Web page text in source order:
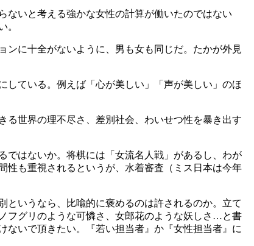
いと考える強かな女性の計算が働いたのではない
。
に十全がないように、男も女も同じだ。たかが外見
ている。例えば「心が美しい」「声が美しい」のほ
世界の理不尽さ、差別社会、わいせつ性を暴き出す
はないか。将棋には「女流名人戦」があるし、わが
性も重視されるというが、水着審査（ミス日本は今年
いうなら、比喩的に褒めるのは許されるのか。立て
フグリのような可憐さ、女郎花のような妖しさ…と書
いで頂きたい。『若い担当者』か『女性担当者』に